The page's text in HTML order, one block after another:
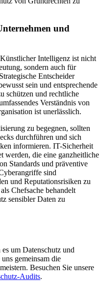
und
Intelligenz ist nicht
sondern auch für
Entscheider
sein und entsprechende
schützen und rechtliche
Verständnis von
ist unerlässlich.
zu begegnen, sollten
durchführen und sich
informieren. IT-Sicherheit
werden, die eine ganzheitliche
Standards und präventive
sind
und Reputationsrisiken zu
Chefsache behandelt
sensibler Daten zu
um Datenschutz und
gemeinsam die
Besuchen Sie unsere
Audits.